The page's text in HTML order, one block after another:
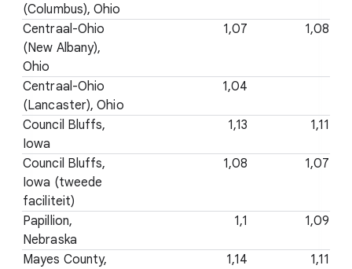
(Columbus), Ohio
Centraal-Ohio
(New Albany),
Ohio
1,07 1,08
Centraal-Ohio
(Lancaster), Ohio
1,04
Council Bluffs,
Iowa
1,13 1,11
Council Bluffs,
Iowa (tweede
faciliteit)
1,08 1,07
Papillion,
Nebraska
1,1 1,09
Mayes County,
1,14 1,11